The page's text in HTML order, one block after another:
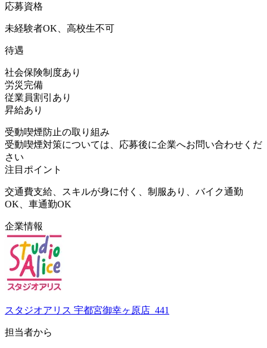
応募資格
未経験者OK、高校生不可
待遇
社会保険制度あり
労災完備
従業員割引あり
昇給あり
受動喫煙防止の取り組み
受動喫煙対策については、応募後に企業へお問い合わせくだ
さい
注目ポイント
交通費支給、スキルが身に付く、制服あり、バイク通勤
OK、車通勤OK
企業情報
スタジオアリス 宇都宮御幸ヶ原店_441
担当者から